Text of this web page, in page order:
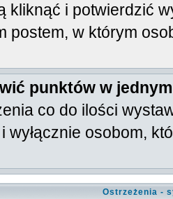
kliknąć i potwierdzić
postem, w którym
punktów w
co do ilości
wyłącznie osobom,
Ostrzeżenia -